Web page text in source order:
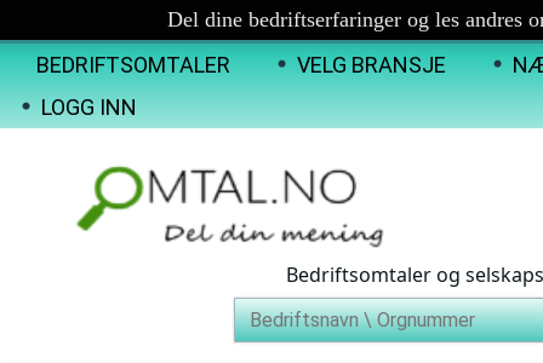
Del dine bedriftserfaringer og les andres
BEDRIFTSOMTALER VELG BRANSJE
LOGG INN
Bedriftsomtaler og